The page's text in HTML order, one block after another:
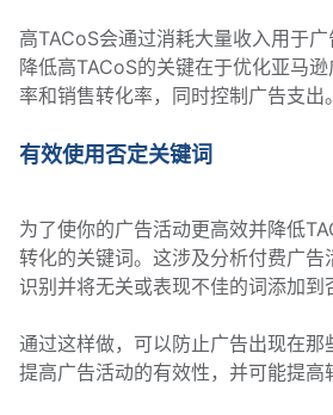
高TACoS会通过消耗大量收入用于广
降低高TACoS的关键在于优化亚马
率和销售转化率，同时控制广告支出。
有效使用否定关键词
为了使你的广告活动更高效并降低
转化的关键词。这涉及分析付费广告
识别并将无关或表现不佳的词添加到
通过这样做，可以防止广告出现在那
提高广告活动的有效性，并可能提高